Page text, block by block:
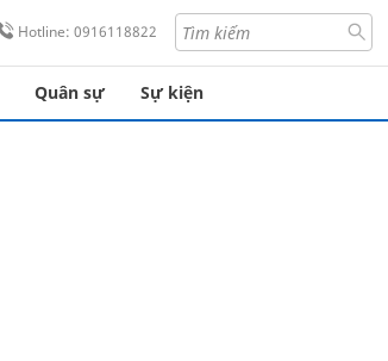
Hotline: 0916118822
Quân sự Sự kiện